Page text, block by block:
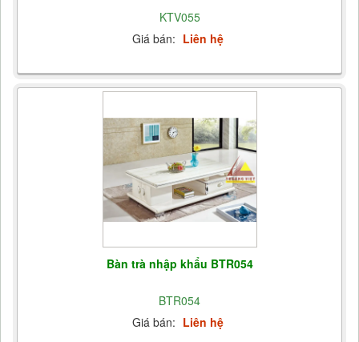
KTV055
Giá bán: Liên hệ
Bàn trà nhập khẩu BTR054
BTR054
Giá bán: Liên hệ